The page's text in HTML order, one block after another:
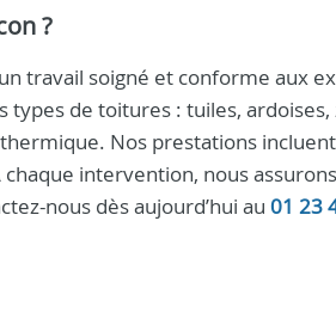
?
travail soigné et conforme aux
de toitures : tuiles,
Nos prestations
intervention, nous
nous dès aujourd’hui au 01 23